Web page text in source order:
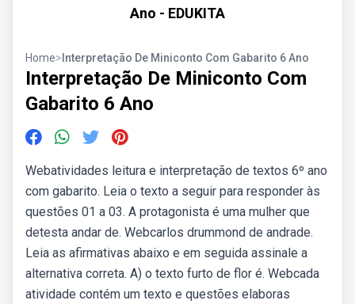
Ano - EDUKITA
Home> Interpretação De Miniconto Com Gabarito 6 Ano
Interpretação De Miniconto Com
Gabarito 6 Ano
Webatividades leitura e interpretação de textos 6º ano
com gabarito. Leia o texto a seguir para responder às
questões 01 a 03. A protagonista é uma mulher que
detesta andar de. Webcarlos drummond de andrade.
Leia as afirmativas abaixo e em seguida assinale a
alternativa correta. A) o texto furto de flor é. Webcada
atividade contém um texto e questões elaboras